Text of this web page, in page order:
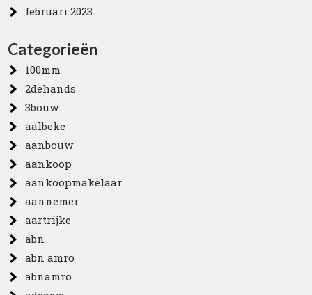
februari 2023
Categorieën
100mm
2dehands
3bouw
aalbeke
aanbouw
aankoop
aankoopmakelaar
aannemer
aartrijke
abn
abn amro
abnamro